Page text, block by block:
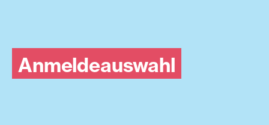
Anmeldeauswahl